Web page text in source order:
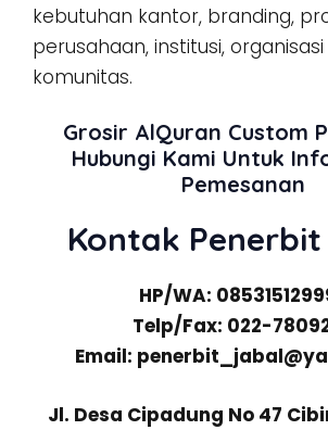
kebutuhan kantor, branding,
perusahaan, institusi,
komunitas.
Grosir AlQuran Custom
Hubungi Kami Untuk
Pemesanan
Kontak
HP/WA:
Telp/Fax: 022-
Email:
Jl. Desa Cipadung No 47